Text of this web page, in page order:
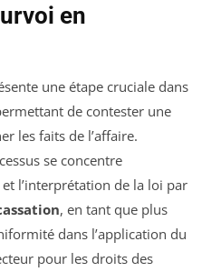
en
une étape cruciale dans
de contester une
les faits de l’affaire.
se concentre
l’interprétation de la loi par
, en tant que plus
dans l’application du
pour les droits des